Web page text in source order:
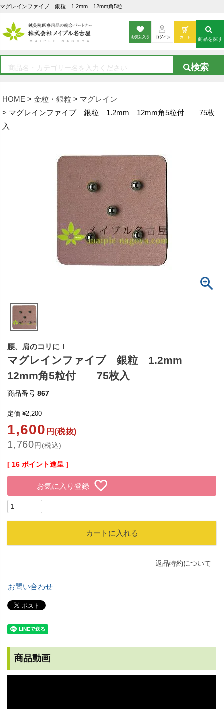
HOME 金粒・銀粒
マグレイン
マグレインファイブ 銀粒 1.2mm 12mm角5粒付 75枚
入
商品を探す
腰、肩のコリに！
マグレインファイブ 銀粒 1.2mm
12mm角5粒付 75枚入
商品番号 867
定価 ¥2,200
1,600 円(税抜)
1,760円(税込)
[ 16 ポイント進呈 ]
お気に入り登録
カートに入れる
返品特約について
お問い合わせ
商品動画